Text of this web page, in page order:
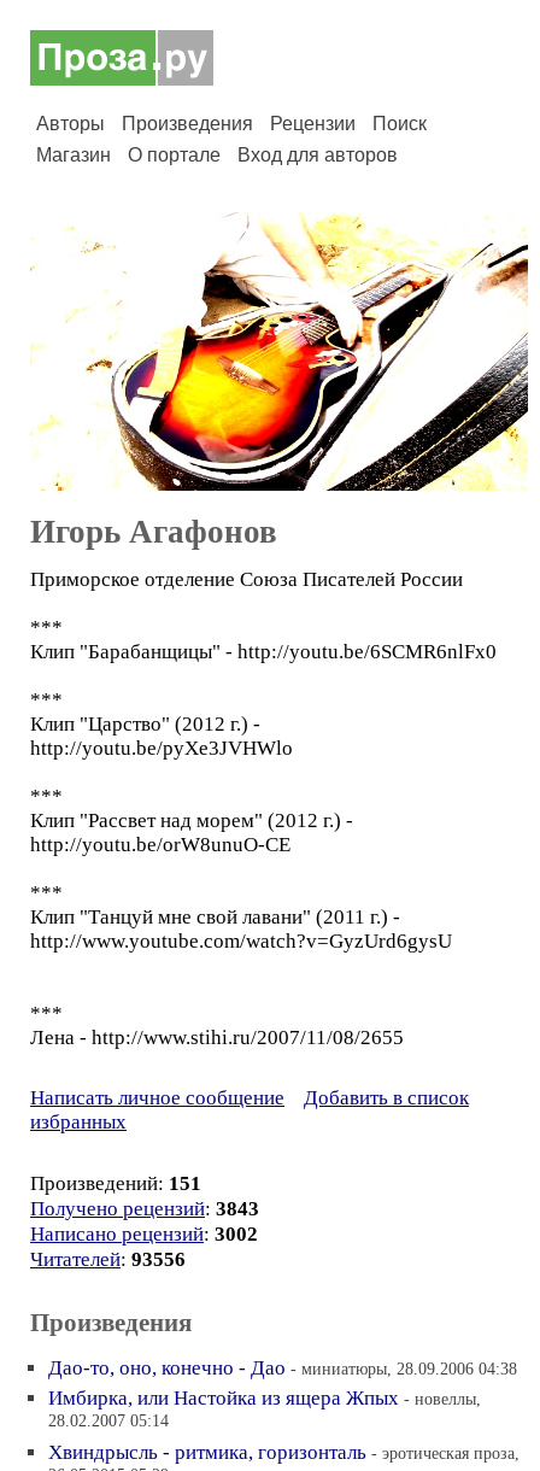
Авторы Произведения Рецензии
Поиск
Магазин
О портале Вход для авторов
Игорь Агафонов
Приморское отделение Союза Писателей России
***
Клип "Барабанщицы" - http://youtu.be/6SCMR6nlFx0
***
Клип "Царство" (2012 г.) -
http://youtu.be/pyXe3JVHWlo
***
Клип "Рассвет над морем" (2012 г.) -
http://youtu.be/orW8unuO-CE
***
Клип "Танцуй мне свой лавани" (2011 г.) -
http://www.youtube.com/watch?v=GyzUrd6gysU
***
Лена - http://www.stihi.ru/2007/11/08/2655
Написать личное сообщение
Добавить в список
избранных
Произведений: 151
Получено рецензий: 3843
Написано рецензий: 3002
Читателей: 93556
Произведения
Дао-то, оно, конечно - Дао - миниатюры, 28.09.2006 04:38
Имбирка, или Настойка из ящера Жпых - новеллы,
28.02.2007 05:14
Хвиндрысль - ритмика, горизонталь - эротическая проза,